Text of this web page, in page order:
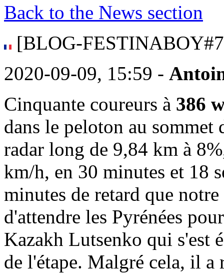
Back to the News section
[BLOG-
2020-09-09, 15:59 -
Cinquante coureurs à 386
dans le peloton au
radar long de 9,84 km à
km/h, en 30 minutes et 18
minutes de retard que
d'attendre les Pyrénées
Kazakh Lutsenko qui s'est
de l'étape. Malgré cela, il